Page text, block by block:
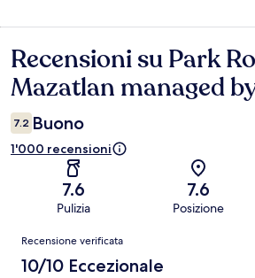
Recensioni
Recensioni su Park
Mazatlan managed
7.2 Buono
1'000 recensioni
7.6
Pulizia
7.6
Posizione
Recensioni
Recensione verificata
10/10 Eccezionale